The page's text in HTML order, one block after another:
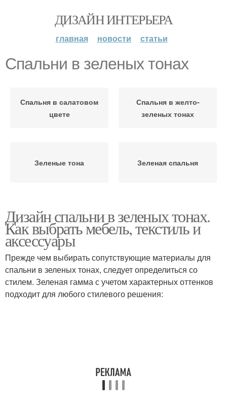
ДИЗАЙН ИНТЕРЬЕРА
главная новости статьи
Спальни в зеленых тонах
Спальня в салатовом
цвете
Спальня в желто-
зеленых тонах
Зеленые тона Зеленая спальня
Дизайн спальни в зеленых тонах.
Как выбрать мебель, текстиль и
аксессуары
Прежде чем выбирать сопутствующие материалы для
спальни в зеленых тонах, следует определиться со
стилем. Зеленая гамма с учетом характерных оттенков
подходит для любого стилевого решения: